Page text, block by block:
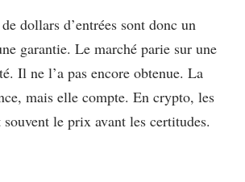
dollars d’entrées sont donc un
garantie. Le marché parie sur une
Il ne l’a pas encore obtenue. La
mais elle compte. En crypto, les
le prix avant les certitudes.